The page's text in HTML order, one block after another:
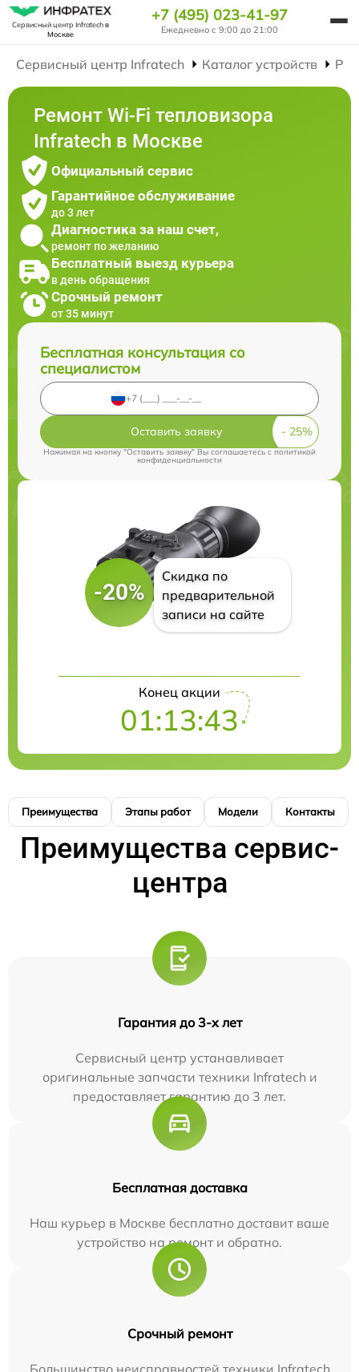
Сервисный центр Infratechв
Москве
+7 (495) 023-41-97
Ежедневно с 9:00 до 21:00
Сервисный центр Infratech Каталог устройств
Ремонт Wi-Fi тепловизора
Infratech в Москве
Официальный сервис
Гарантийное обслуживание
до 3 лет
Диагностика за наш счет,
ремонт по желанию
Бесплатный выезд курьера
в день обращения
Срочный ремонт
от 35 минут
Бесплатная консультация со
специалистом
Оставить заявку
Нажимая на кнопку "Оставить заявку" Вы соглашаетесь cполитикой
конфиденциальности
-20%
Скидка по
предварительной
записи на сайте
Конец акции
01:13:43
Преимущества Этапы работ Модели Контакты
Преимущества сервис-
центра
Гарантия до 3-х лет
Сервисный центр устанавливает
оригинальные запчасти техники Infratech и
предоставляет гарантию до 3 лет.
Бесплатная доставка
Наш курьер в Москве бесплатно доставит ваше
устройство на ремонт и обратно.
Срочный ремонт
Большинство неисправностей техники Infratech